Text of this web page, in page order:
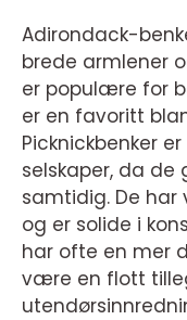
Adirondack-
brede armlener
er populære for
er en favoritt
Picknickbenker
selskaper, da de
samtidig. De
og er solide i
har ofte en mer
være en flott